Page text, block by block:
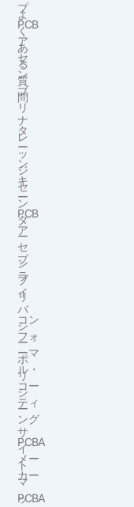
よ
く
あ
る
質
問
ナ
レ
ッ
ジ
セ
ン
タ
ー
プ
ラ
イ
バ
シ
ー
ポ
リ
シ
ー
サ
イ
ト
マ
ッ
プ
PCB
ア
セ
ン
ブ
リ
タ
ー
ン
キ
ー
PCB
ア
セ
ン
ブ
リ
コン
フォ
ーマ
ル・
コー
ティ
ング
PCBA
メー
カー
PCBA